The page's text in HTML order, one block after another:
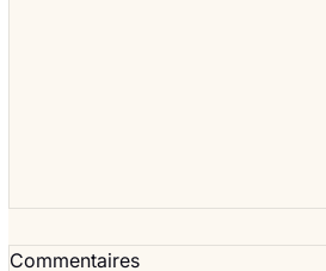
Commentaires